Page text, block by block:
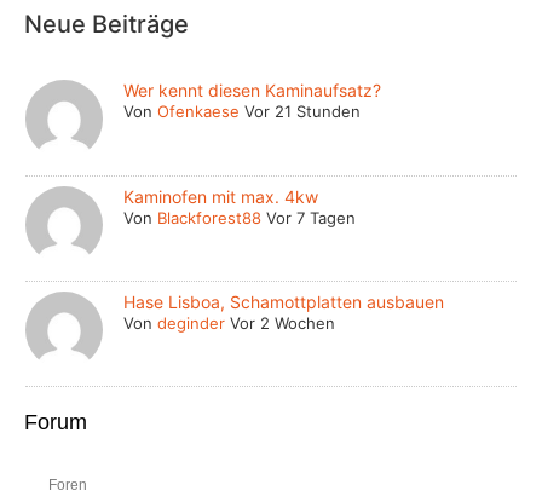
Neue Beiträge
Wer kennt diesen Kaminaufsatz?
VonOfenkaese Vor 21 Stunden
Kaminofen mit max. 4kw
Von Blackforest88 Vor 7 Tagen
Hase Lisboa, Schamottplatten ausbauen
Vondeginder Vor 2 Wochen
Forum
Foren